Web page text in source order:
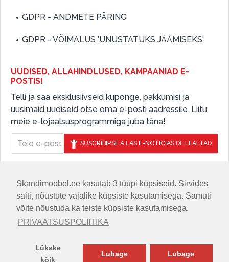
Skandimoobel.ee kasutab 3 tüüpi küpsiseid. Sirvides
saiti, nõustute vajalike küpsiste kasutamisega. Samuti
võite nõustuda ka teiste küpsiste kasutamisega.
PRIVAATSUSPOLIITIKA
Lükake
kõik
Lubage Lubage
GDPR - ANDMETE PÄRING
GDPR - VÕIMALUS 'UNUSTATUKS JÄÄMISEKS'
UUDISED, ALLAHINDLUSED, KAMPAANIAD E-
POSTIS!
Telli ja saa eksklusiivseid kuponge, pakkumisi ja
uusimaid uudiseid otse oma e-posti aadressile. Liitu
meie e-lojaalsusprogrammiga juba täna!
SUSCRIBIRSE A LAS E-NOTICIAS DE LEALTAD
JÄLGIGE MEID SOTSIAALMEEDIAS